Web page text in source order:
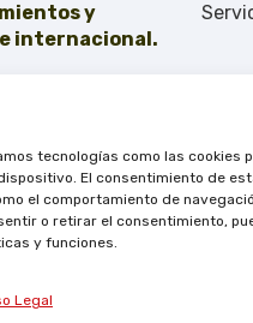
tecnologías como las cookies
El consentimiento de
el comportamiento de
o retirar el consentimiento,
y funciones.
Legal
y
internacional.
cromo